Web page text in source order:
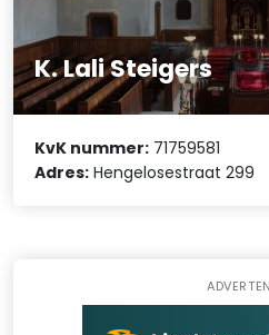
K. Lali Steigers
KvK nummer: 71759581
Adres: Hengelosestraat 299